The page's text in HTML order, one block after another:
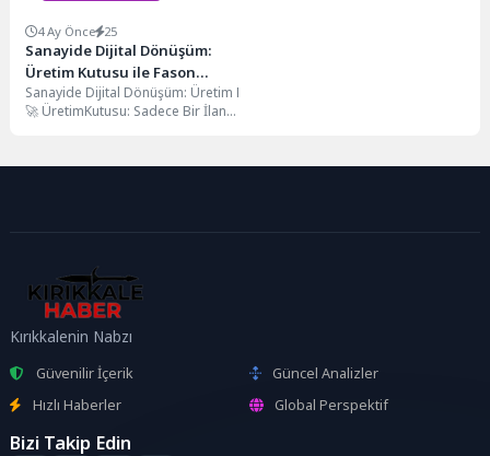
4 Ay Önce 25
Sanayide Dijital Dönüşüm:
Üretim Kutusu ile Fason
İmalatta “Yeni Nesil” Dönem
Başladı
Sanayide Dijital Dönüşüm: Üretim Kutusu ile Fason İmalatta "Yeni Nesil"
🚀 ÜretimKutusu: Sadece Bir İlan Sitesi Değil, Bir Üretim Ekosistemi!
📈 Üreticiler Neden Bu Ağda Yer Almalı?
Kırıkkalenin Nabzı
Güvenilir İçerik
Güncel Analizler
Hızlı Haberler
Global Perspektif
Bizi Takip Edin